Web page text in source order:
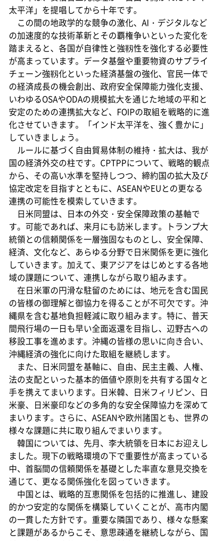
太平洋」を提唱してから十年です。
この間の地政学的な競争の激化、AI・デジタルなど
の加速度的な技術革新とその覇権争いといった変化を
踏まえると、各国が自律性と強靱性を強化する必要性
が高まっています。データ基盤や重要物資のサプライ
チェーン強靱化といった経済基盤の強化、官民一体で
の経済成長の機会創出、政府安全保障能力強化支援、
いわゆるOSAやODAの規模拡大を通じた地域の平和と
安定のための連携拡大など、FOIPの取組を戦略的に進
化させていきます。「インド太平洋を、強く豊かに」
していきましょう。
ルールに基づく自由貿易体制の維持・拡大は、我が
国の経済外交の柱です。CPTPPについて、戦略的観点
から、その高い水準を堅持しつつ、締約国の拡大及び
協定改定を目指すとともに、ASEANやEUとの更なる
連携の可能性を模索していきます。
日米同盟は、日本の外交・安全保障政策の基軸で
す。可能であれば、来月にも訪米します。トランプ大
統領との信頼関係を一層強固なものとし、安全保障、
経済、文化など、あらゆる分野で日米関係を更に強化
していきます。加えて、東アジアをはじめとする各地
域の課題について、連携しながら取り組みます。
在日米軍の円滑な駐留のためには、地元を含む国民
の皆様の御理解と御協力を得ることが不可欠です。沖
縄県を含む基地負担軽減に取り組みます。特に、普天
間飛行場の一日も早い全面返還を目指し、辺野古への
移設工事を進めます。沖縄の皆様の思いに向き合い、
沖縄経済の強化に向けた取組を継続します。
また、日米同盟を基軸に、自由、民主主義、人権、
法の支配といった基本的価値や原則を共有する国々と
手を携えてまいります。日米韓、日米フィリピン、日
米豪、日米豪印などの多角的な安全保障協力を深めて
まいります。さらに、ASEANや欧州諸国とも、世界の
様々な課題に共に取り組んでまいります。
韓国については、先月、李大統領を日本にお迎えし
ました。現下の戦略環境の下で重要性が高まっている
中、首脳間の信頼関係を基礎とした率直な意見交換を
通じて、更なる関係強化を図っていきます。
中国とは、戦略的互恵関係を包括的に推進し、建設
的かつ安定的な関係を構築していくことが、高市内閣
の一貫した方針です。重要な隣国であり、様々な懸案
と課題があるからこそ、意思疎通を継続しながら、国